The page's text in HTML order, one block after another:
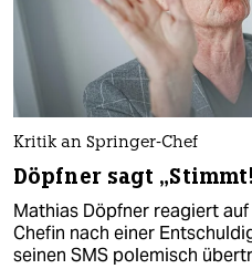
Kritik an Springer-Chef
Döpfner sagt
Mathias Döpfner reagiert
Chefin nach einer
seinen SMS polemisch